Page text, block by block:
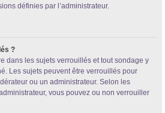
définies par l’administrateur.
?
dans les sujets verrouillés et tout sondage y
Les sujets peuvent être verrouillés pour
ou un administrateur. Selon les
vous pouvez ou non verrouiller